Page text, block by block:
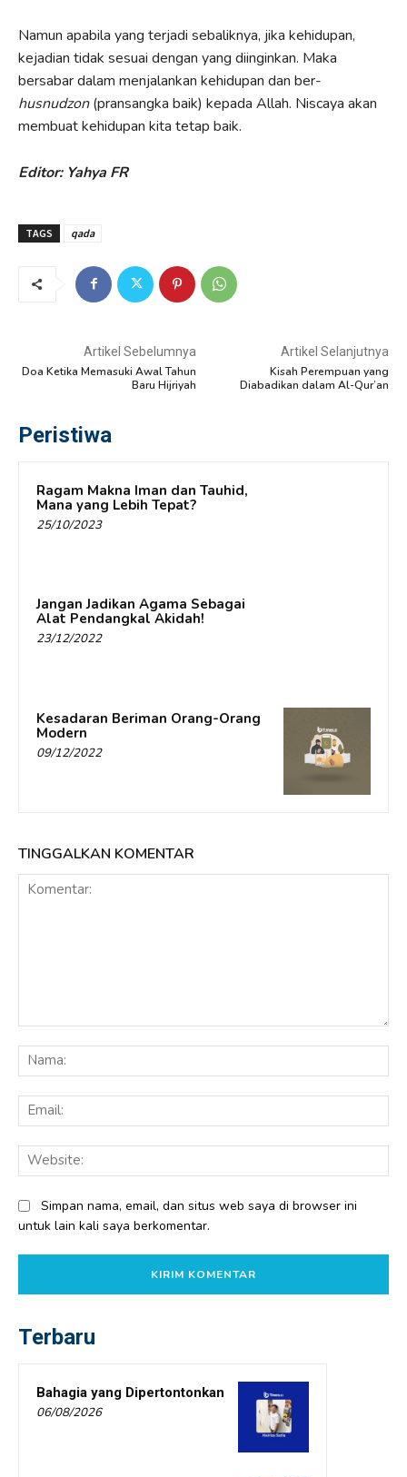
Namun apabila yang terjadi sebaliknya, jika kehidupan,
kejadian tidak sesuai dengan yang diinginkan. Maka
bersabar dalam menjalankan kehidupan dan ber-
husnudzon(pransangka baik) kepada Allah. Niscaya akan
membuat kehidupan kita tetap baik.
Editor: Yahya FR
TAGS qada
Artikel Sebelumnya
Doa Ketika Memasuki Awal Tahun
Baru Hijriyah
Artikel Selanjutnya
Kisah Perempuan yang
Diabadikan dalam Al-Qur’an
Peristiwa
Ragam Makna Iman dan Tauhid,
Mana yang Lebih Tepat?
25/10/2023
Jangan Jadikan Agama Sebagai
Alat Pendangkal Akidah!
23/12/2022
Kesadaran Beriman Orang-Orang
Modern
09/12/2022
TINGGALKAN KOMENTAR
Simpan nama, email, dan situs web saya di browser ini
untuk lain kali saya berkomentar.
Terbaru
Bahagia yang Dipertontonkan
06/08/2026